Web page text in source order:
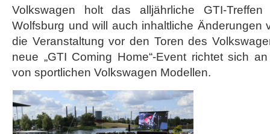
Volkswagen holt das alljährliche GTI-
Wolfsburg und will auch inhaltliche Änderungen
die Veranstaltung vor den Toren des
neue „GTI Coming Home“-Event richtet sich
von sportlichen Volkswagen Modellen.